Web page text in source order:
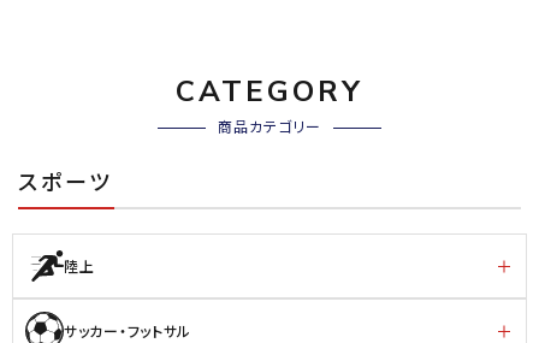
CATEGORY
商品カテゴリー
スポーツ
陸上
サッカー・フットサル